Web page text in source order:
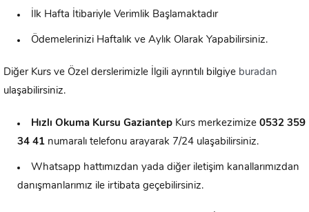
İlk Hafta İtibariyle Verimlik Başlamaktadır
Ödemelerinizi Haftalık ve Aylık Olarak Yapabilirsiniz.
Diğer Kurs ve Özel derslerimizle İlgili ayrıntılı bilgiye buradan
ulaşabilirsiniz.
Hızlı Okuma Kursu Gaziantep Kurs merkezimize 0532 359
34 41 numaralı telefonu arayarak 7/24 ulaşabilirsiniz.
Whatsapp hattımızdan yada diğer iletişim kanallarımızdan
danışmanlarımız ile irtibata geçebilirsiniz.